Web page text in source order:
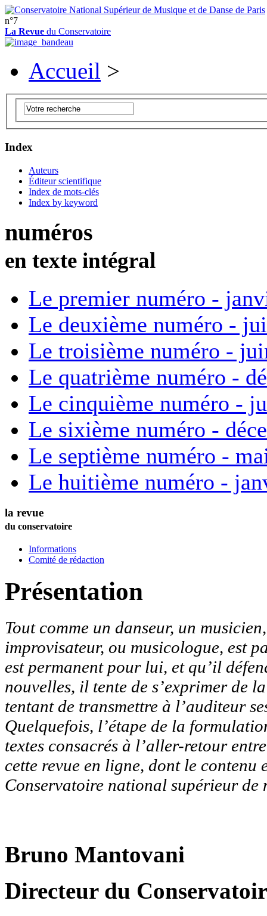
n°7
La Revue du Conservatoire
Accueil >
Index
Auteurs
Éditeur scientifique
Index de mots-clés
Index by keyword
numéros
en texte intégral
Le premier numéro -
Le deuxième numéro -
Le troisième numéro -
Le quatrième numéro -
Le cinquième numéro -
Le sixième numéro -
Le septième numéro -
Le huitième numéro -
la revue
du conservatoire
Informations
Comité de rédaction
Présentation
Tout comme un danseur, un
improvisateur, ou musicologue, est
est permanent pour lui, et qu’il
nouvelles, il tente de s’exprimer de
tentant de transmettre à l’auditeur
Quelquefois, l’étape de la
textes consacrés à l’aller-retour
cette revue en ligne, dont le contenu
Conservatoire national supérieur de
Bruno Mantovani
Directeur du